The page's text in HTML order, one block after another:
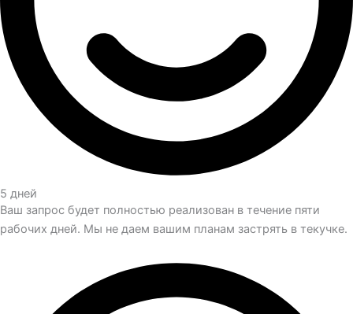
5 дней
Ваш запрос будет полностью реализован в течение пяти
рабочих дней. Мы не даем вашим планам застрять в текучке.